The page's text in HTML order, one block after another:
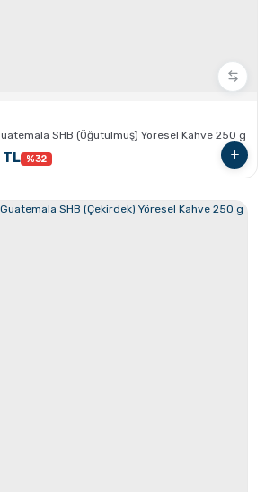
Espresso - Lungo Farkları nelerdir ?
SHB (Öğütülmüş) Yöresel Kahve 250 g
%32